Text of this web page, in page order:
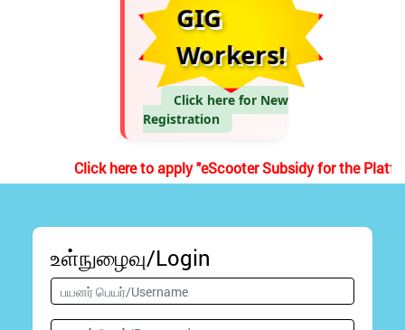
GIG
Workers!
Click here for New
Registration
Click here to apply "eScooter Subsidy for the
உள்நுழைவு/Login
பயனர் பெயர்/Username